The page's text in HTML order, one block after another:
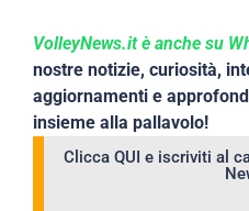
VolleyNews.it è anche su
nostre notizie, curiosità,
aggiornamenti e
insieme alla pallavolo!
Clicca QUI e iscriviti al